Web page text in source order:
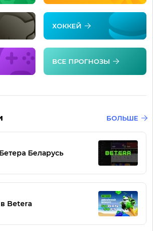
ХОККЕЙ
ВСЕ ПРОГНОЗЫ
БОЛЬШЕ
Беларусь
Betera